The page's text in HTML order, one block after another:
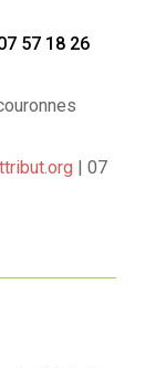
57 18 26
| 07